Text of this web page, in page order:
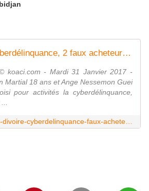
Côte d'Ivoire: Cyberdélinquance, 2 faux acheteurs en ligne âgés de 15 et 18 ans épinglés
koaci.com - Mardi 31 Janvier 2017 -
Martial 18 ans et Ange Nessemon Guei
pour activités la cyberdélinquance,